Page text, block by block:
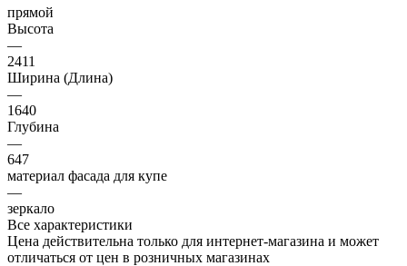
прямой
Высота
—
2411
Ширина (Длина)
—
1640
Глубина
—
647
материал фасада для купе
—
зеркало
Все характеристики
Цена действительна только для интернет-магазина и может
отличаться от цен в розничных магазинах